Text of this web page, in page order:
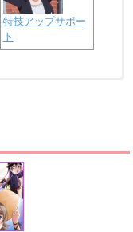
特技アップサポー
ト
渡辺曜
優木せつ菜